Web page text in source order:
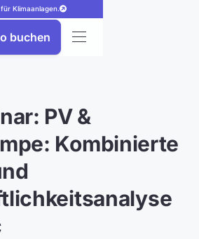
Klimaanlagen.
buchen
PV &
Kombinierte